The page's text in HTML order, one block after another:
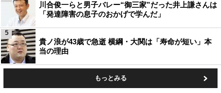
川合俊一らと男子バレー“御三家”だった井上謙さんは
「発達障害の息子のおかげで学んだ」
貴ノ浪が43歳で急逝 横綱・大関は「寿命が短い」本
当の理由
5
もっとみる